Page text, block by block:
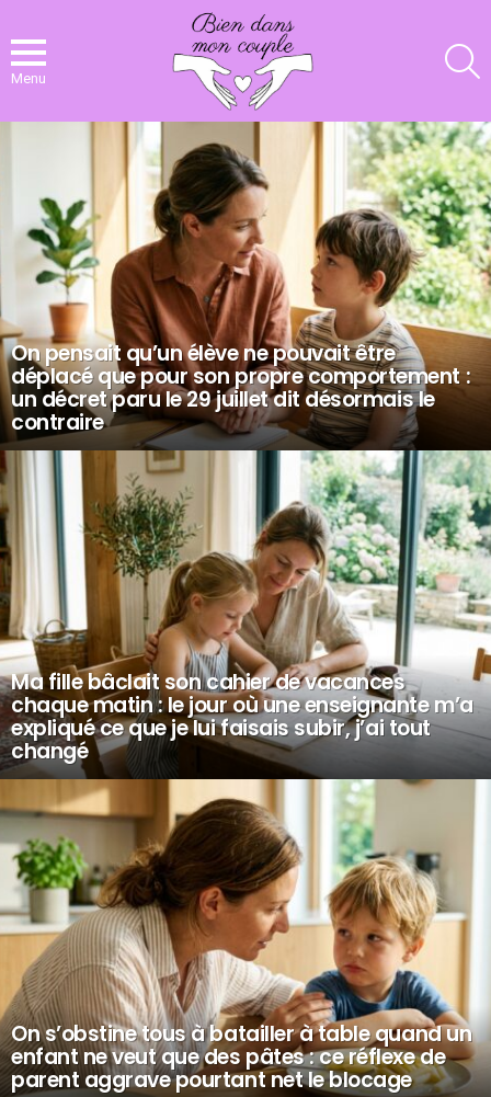
Menu
On pensait qu’un élève ne pouvait être
déplacé que pour son propre comportement :
un décret paru le 29 juillet dit désormais le
contraire
Ma fille bâclait son cahier de vacances
chaque matin : le jour où une enseignante m’a
expliqué ce que je lui faisais subir, j’ai tout
changé
On s’obstine tous à batailler à table quand un
enfant ne veut que des pâtes : ce réflexe de
parent aggrave pourtant net le blocage